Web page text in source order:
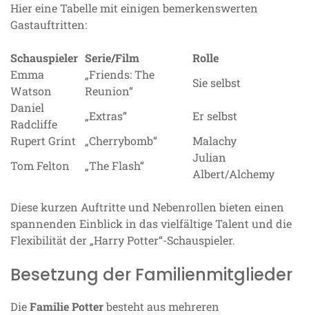
Hier eine Tabelle mit einigen bemerkenswerten
Gastauftritten:
Schauspieler Serie/Film
Rolle
Emma
Watson
„Friends: The
Reunion“
Sie selbst
Daniel
Radcliffe
„Extras“
Er selbst
Rupert Grint
„Cherrybomb“
Malachy
Tom Felton
„The Flash“
Julian
Albert/Alchemy
Diese kurzen Auftritte und Nebenrollen bieten einen
spannenden Einblick in das vielfältige Talent und die
Flexibilität der „Harry Potter“-Schauspieler.
Besetzung der Familienmitglieder
DieFamilie Potterbesteht aus mehreren